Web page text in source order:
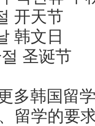
开天节
韩文日
圣诞节
多韩国留
留学的要